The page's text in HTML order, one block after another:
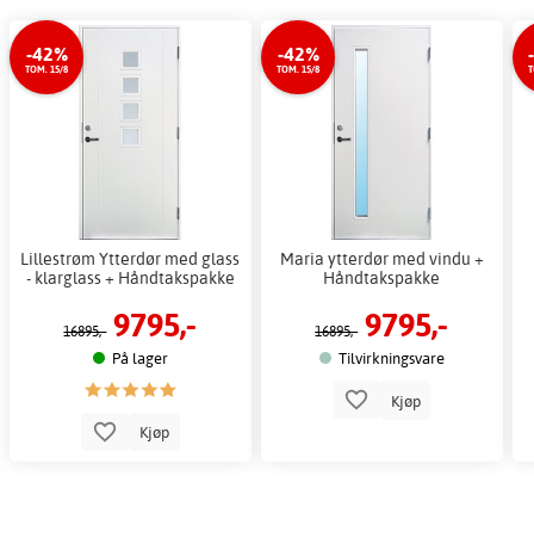
-42%
TOM. 15/8
Lillestrøm Ytterdør med glass
- klarglass + Håndtakspakke
16895,- 9795,-
På lager
Kjøp
-42%
TOM. 15/8
Maria ytterdør med vindu +
Håndtakspakke
16895,- 9795,-
Tilvirkningsvare
Kjøp